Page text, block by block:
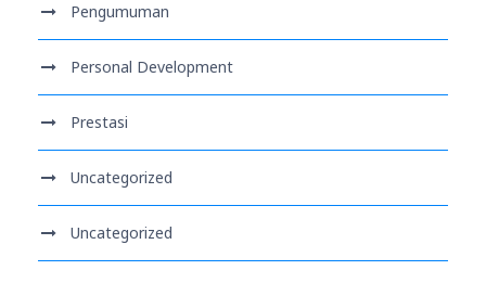
Pengumuman
Personal Development
Prestasi
Uncategorized
Uncategorized